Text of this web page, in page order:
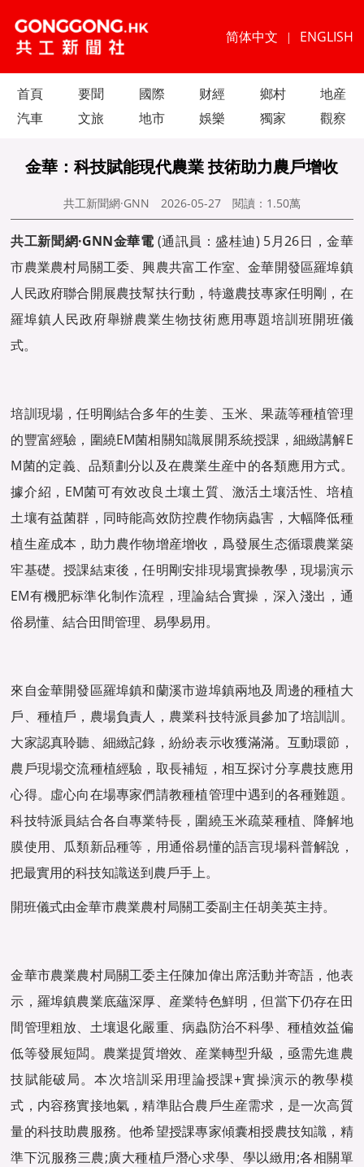
简体中文 | ENGLISH
首頁 要聞 國際 财經 鄉村
地産
汽車
文旅 地市 娛樂 獨家 觀察
金華：科技賦能現代農業 技術助力農戶增收
共工新聞網·GNN 2026-05-27 閱讀： 1.50萬
共工新聞網·GNN金華電(通訊員：盛桂迪) 5月26日，金華
市農業農村局關工委、興農共富工作室、金華開發區羅埠鎮
人民政府聯合開展農技幫扶行動，特邀農技專家任明剛，在
羅埠鎮人民政府舉辦農業生物技術應用專題培訓班開班儀
式。
培訓現場，任明剛結合多年的生姜、玉米、果蔬等種植管理
的豐富經驗，圍繞EM菌相關知識展開系統授課，細緻講解E
M菌的定義、品類劃分以及在農業生産中的各類應用方式。
據介紹，EM菌可有效改良土壤土質、激活土壤活性、培植
土壤有益菌群，同時能高效防控農作物病蟲害，大幅降低種
植生産成本，助力農作物增産增收，爲發展生态循環農業築
牢基礎。授課結束後，任明剛安排現場實操教學，現場演示
EM有機肥标準化制作流程，理論結合實操，深入淺出，通
俗易懂、結合田間管理、易學易用。
來自金華開發區羅埠鎮和蘭溪市遊埠鎮兩地及周邊的種植大
戶、種植戶，農場負責人，農業科技特派員參加了培訓訓。
大家認真聆聽、細緻記錄，紛紛表示收獲滿滿。互動環節，
農戶現場交流種植經驗，取長補短，相互探讨分享農技應用
心得。虛心向在場專家們請教種植管理中遇到的各種難題。
科技特派員結合各自專業特長，圍繞玉米疏菜種植、降解地
膜使用、瓜類新品種等，用通俗易懂的語言現場科普解說，
把最實用的科技知識送到農戶手上。
開班儀式由金華市農業農村局關工委副主任胡美英主持。
金華市農業農村局關工委主任陳加偉出席活動并寄語，他表
示，羅埠鎮農業底蘊深厚、産業特色鮮明，但當下仍存在田
間管理粗放、土壤退化嚴重、病蟲防治不科學、種植效益偏
低等發展短闆。農業提質增效、産業轉型升級，亟需先進農
技賦能破局。本次培訓采用理論授課+實操演示的教學模
式，内容務實接地氣，精準貼合農戶生産需求，是一次高質
量的科技助農服務。他希望授課專家傾囊相授農技知識，精
準下沉服務三農;廣大種植戶潛心求學、學以緻用;各相關單